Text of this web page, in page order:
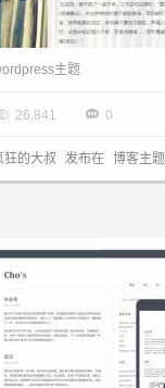
主题
26,841  0
狂的大叔 发布在 博客主题